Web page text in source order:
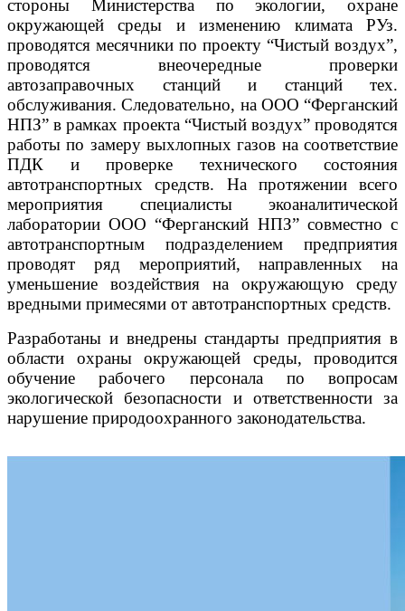
стороны Министерства по экологии, охране
окружающей среды и изменению климата РУз.
проводятся месячники по проекту “Чистый воздух”,
проводятся внеочередные проверки
автозаправочных станций и станций тех.
обслуживания. Следовательно, на ООО “Ферганский
НПЗ” в рамках проекта “Чистый воздух” проводятся
работы по замеру выхлопных газов на соответствие
ПДК и проверке технического состояния
автотранспортных средств. На протяжении всего
мероприятия специалисты экоаналитической
лаборатории ООО “Ферганский НПЗ” совместно с
автотранспортным подразделением предприятия
проводят ряд мероприятий, направленных на
уменьшение воздействия на окружающую среду
вредными примесями от автотранспортных средств.
Разработаны и внедрены стандарты предприятия в
области охраны окружающей среды, проводится
обучение рабочего персонала по вопросам
экологической безопасности и ответственности за
нарушение природоохранного законодательства.